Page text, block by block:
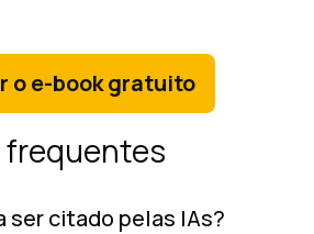
o e-book gratuito
frequentes
ser citado pelas IAs?